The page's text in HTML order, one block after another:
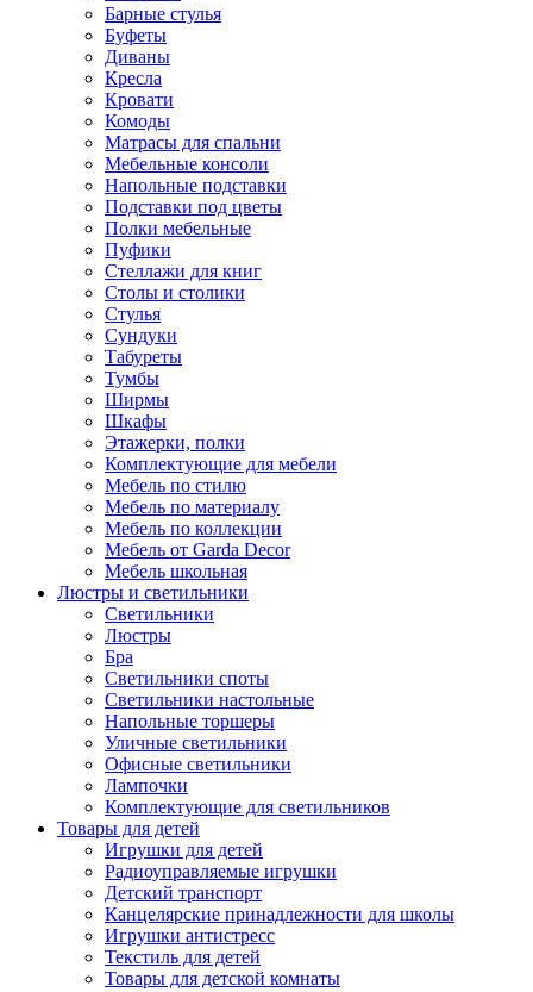
Барные стулья
Буфеты
Диваны
Кресла
Кровати
Комоды
Матрасы для спальни
Мебельные консоли
Напольные подставки
Подставки под цветы
Полки мебельные
Пуфики
Стеллажи для книг
Столы и столики
Стулья
Сундуки
Табуреты
Тумбы
Ширмы
Шкафы
Этажерки, полки
Комплектующие для мебели
Мебель по стилю
Мебель по материалу
Мебель по коллекции
Мебель от Garda Decor
Мебель школьная
Люстры и светильники
Светильники
Люстры
Бра
Светильники споты
Светильники настольные
Напольные торшеры
Уличные светильники
Офисные светильники
Лампочки
Комплектующие для светильников
Товары для детей
Игрушки для детей
Радиоуправляемые игрушки
Детский транспорт
Канцелярские принадлежности для школы
Игрушки антистресс
Текстиль для детей
Товары для детской комнаты